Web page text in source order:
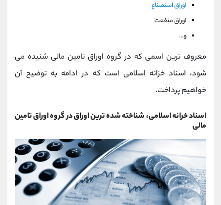
اوراق استصناع
اوراق منفعت
و...
معروف ترین اسمی که در گروه اوراق تامین مالی شنیده می
شود، اسناد خزانه اسلامی است که در ادامه به توضیح آن
خواهیم پرداخت.
اسناد خرانه اسلامی، شناخته شده ترین اوراق در گروه اوراق تامین
مالی